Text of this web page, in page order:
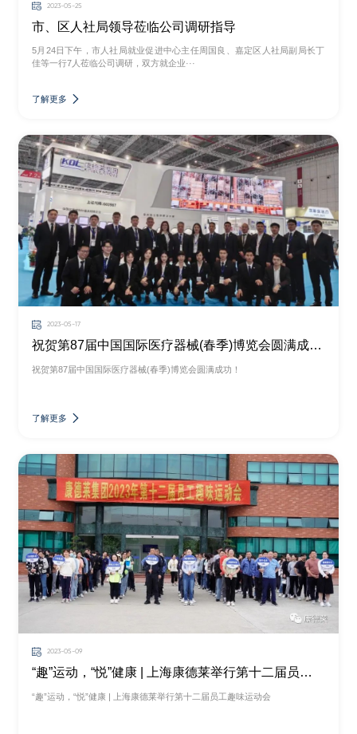
2023-05-25
市、区人社局领导莅临公司调研指导
5月24日下午，市人社局就业促进中心主任周国良、嘉定区人社局副局长丁
佳等一行7人莅临公司调研，双方就企业···
了解更多
2023-05-17
祝贺第87届中国国际医疗器械(春季)博览会圆满成功！
祝贺第87届中国国际医疗器械(春季)博览会圆满成功！
了解更多
2023-05-09
“趣”运动，“悦”健康 | 上海康德莱举行第十二届员工趣味运动会
“趣”运动，“悦”健康 | 上海康德莱举行第十二届员工趣味运动会